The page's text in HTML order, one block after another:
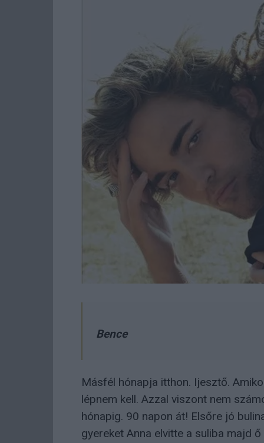
Bence
Másfél hónapja itthon. Ijesztő.
lépnem kell. Azzal viszont nem
hónapig. 90 napon át! Elsőre jó
gyereket Anna elvitte a suliba majd